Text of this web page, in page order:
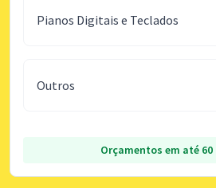
Pianos Digitais e Teclados
Outros
Orçamentos em até